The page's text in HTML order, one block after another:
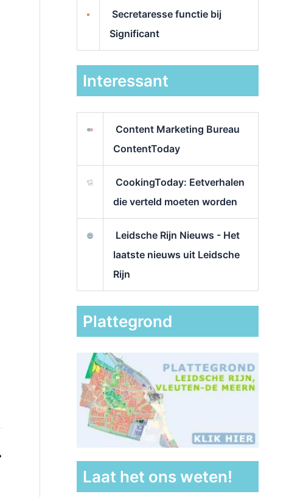
Secretaresse functie bij
Significant
Interessant
Content Marketing Bureau
ContentToday
CookingToday: Eetverhalen
die verteld moeten worden
Leidsche Rijn Nieuws - Het
laatste nieuws uit Leidsche
Rijn
Plattegrond
Laat het ons weten!